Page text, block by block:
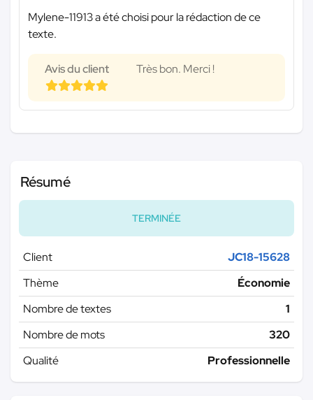
Mylene-11913 a été choisi pour la rédaction de ce
texte.
Avis du client Très bon. Merci !
Résumé
TERMINÉE
Client
JC18-15628
Thème
Économie
Nombre de textes
1
Nombre de mots
320
Qualité
Professionnelle